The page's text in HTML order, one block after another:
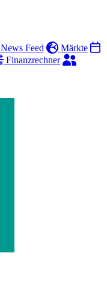
News Feed
Märkte
Finanzrechner